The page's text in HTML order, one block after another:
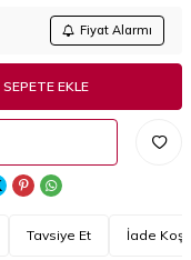
Fiyat Alarmı
SEPETE EKLE
Tavsiye Et İade